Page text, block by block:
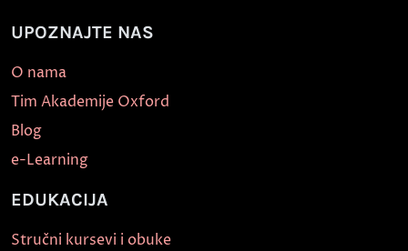
UPOZNAJTE NAS
O nama
Tim Akademije Oxford
Blog
e-Learning
EDUKACIJA
Stručni kursevi i obuke